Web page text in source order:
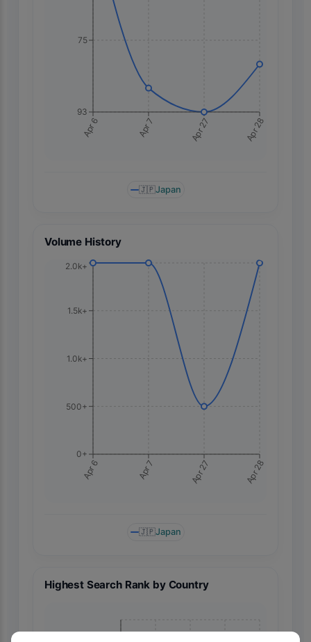
Apr 6 Apr 7 Apr 27 Apr 28
75
93
🇯🇵Japan
Volume History
Apr 6 Apr 7 Apr 27 Apr 28
0+
500+
1.0k+
1.5k+
2.0k+
🇯🇵Japan
Highest Search Rank by Country